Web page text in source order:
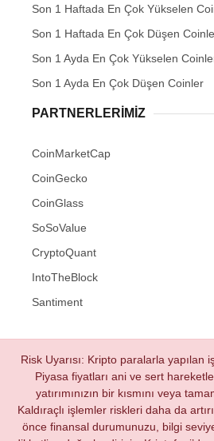
Son 1 Haftada En Çok Yükselen
Son 1 Haftada En Çok Düşen
Son 1 Ayda En Çok Yükselen
Son 1 Ayda En Çok Düşen Coinler
PARTNERLERIMIZ
CoinMarketCap
CoinGecko
CoinGlass
SoSoValue
CryptoQuant
IntoTheBlock
Santiment
Risk Uyarısı: Kripto paralarla yapılan
Piyasa fiyatları ani ve sert
yatırımınızın bir kısmını veya
Kaldıraçlı işlemler riskleri daha da
önce finansal durumunuzu, bilgi